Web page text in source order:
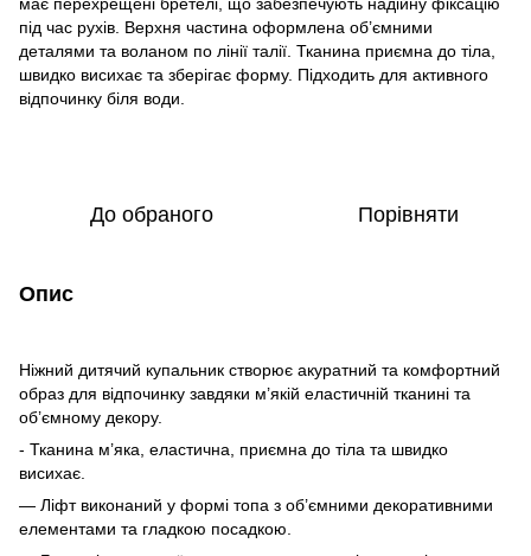
під час рухів. Верхня частина оформлена об’ємними
деталями та воланом по лінії талії. Тканина приємна до тіла,
швидко висихає та зберігає форму. Підходить для активного
відпочинку біля води.
До обраного Порівняти
Опис
Ніжний дитячий купальник створює акуратний та комфортний
образ для відпочинку завдяки м’якій еластичній тканині та
об’ємному декору.
- Тканина м’яка, еластична, приємна до тіла та швидко
висихає.
— Ліфт виконаний у формі топа з об’ємними декоративними
елементами та гладкою посадкою.